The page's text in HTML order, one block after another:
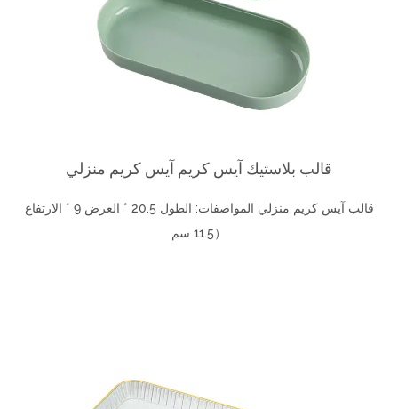
قالب بلاستيك آيس كريم آيس كريم منزلي
قالب آيس كريم منزلي المواصفات: الطول 20.5 * العرض 9 * الارتفاع
11.5 سم）